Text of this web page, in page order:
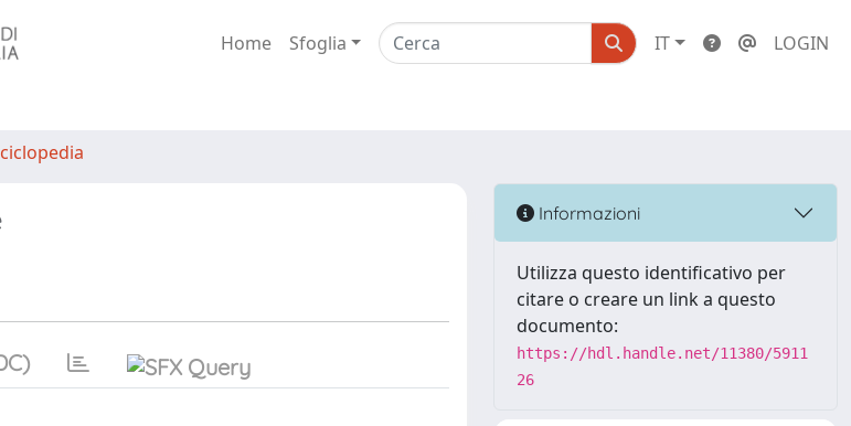
Home Sfoglia IT LOGIN
Informazioni
Utilizza questo identificativo per
citare o creare un link a questo
documento:
https://hdl.handle.net/11380/5911
26